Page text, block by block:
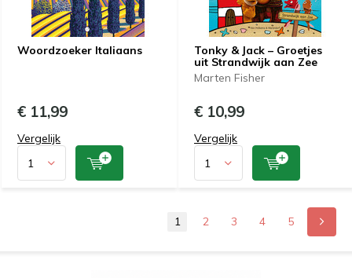
Woordzoeker Italiaans
€ 11,99
Vergelijk
Tonky & Jack – Groetjes
uit Strandwijk aan Zee
Marten Fisher
€ 10,99
Vergelijk
1 2 3 4 5